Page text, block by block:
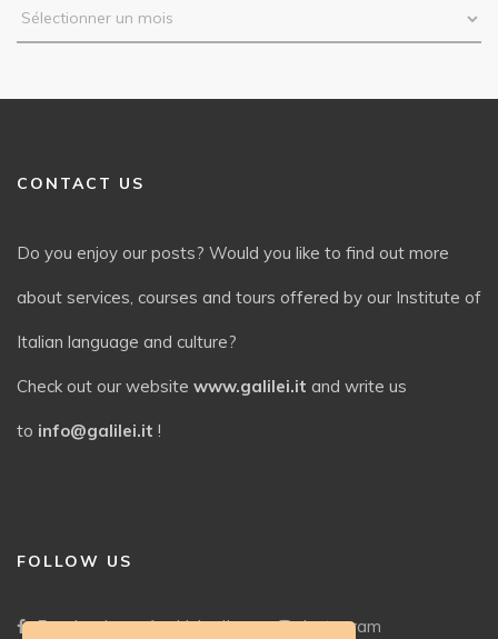
CONTACT US
Do you enjoy our posts? Would you like to find out more
about services, courses and tours offered by our Institute of
Italian language and culture?
Check out our website www.galilei.it and write us
to info@galilei.it !
FOLLOW US
Facebook LinkedIn Instagram